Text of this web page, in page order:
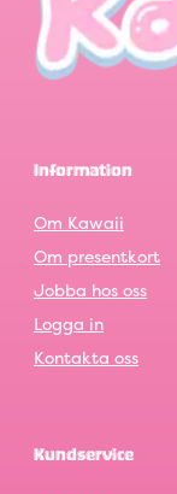
Information
Om Kawaii
Om presentkort
Jobba hos oss
Logga in
Kontakta oss
Kundservice